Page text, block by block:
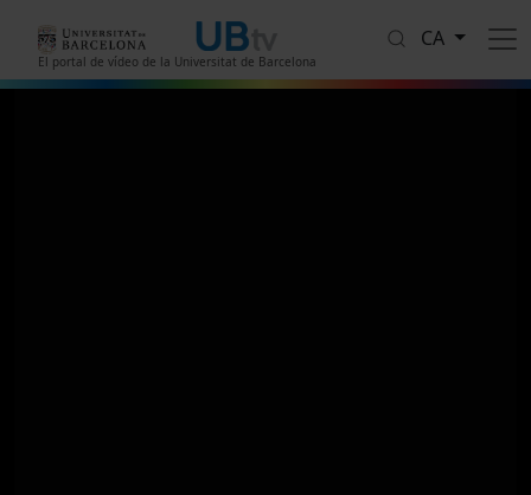
El portal de vídeo de la Universitat de Barcelona
CA